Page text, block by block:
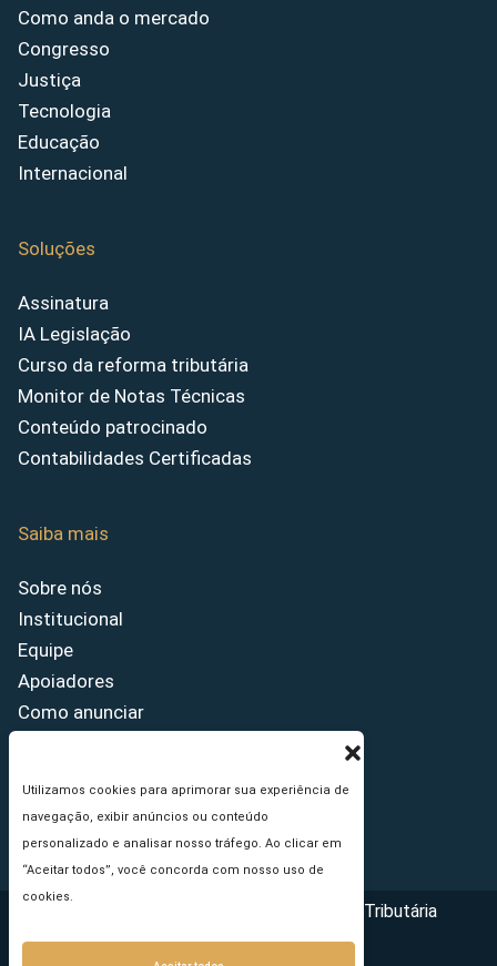
Utilizamos cookies para aprimorar sua experiência de
navegação, exibir anúncios ou conteúdo
personalizado e analisar nosso tráfego. Ao clicar em
“Aceitar todos”, você concorda com nosso uso de
cookies.
Como anda o mercado
Congresso
Justiça
Tecnologia
Educação
Internacional
Soluções
Assinatura
IA Legislação
Curso da reforma tributária
Monitor de Notas Técnicas
Conteúdo patrocinado
Contabilidades Certificadas
Saiba mais
Sobre nós
Institucional
Equipe
Apoiadores
Como anunciar
Princípios Editoriais
Copyright © 2026 - Portal da Reforma Tributária